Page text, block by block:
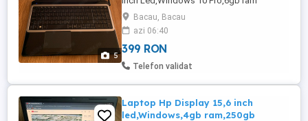
5
ddr3,500gb memorie perfect functional cu
incarcator se da cu proba.Trimit și in țara
cu curierul.
Bacau, Bacau
azi 06:40
399 RON
Telefon validat
Laptop Hp Display 15,6 inch
led,Windows,4gb ram,250gb